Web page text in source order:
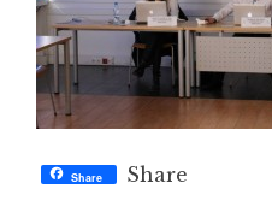
Share Share